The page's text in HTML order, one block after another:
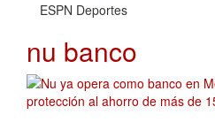
ESPN Deportes
nu banco